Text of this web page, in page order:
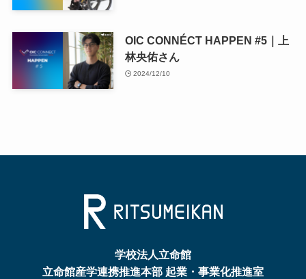
OIC CONNÉCT HAPPEN #5｜上
林央佑さん
2024/12/10
学校法人立命館
立命館産学連携推進本部 起業・事業化推進室